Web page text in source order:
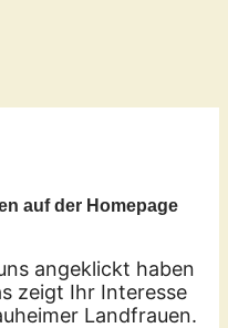
auf der Homepage
angeklickt haben
zeigt Ihr Interesse
Landfrauen.